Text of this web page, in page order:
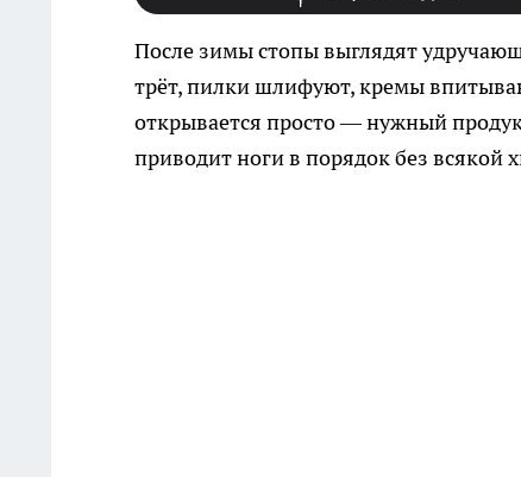
После зимы стопы выглядят
трёт, пилки шлифуют, кремы
открывается просто — нужный
приводит ноги в порядок без всякой